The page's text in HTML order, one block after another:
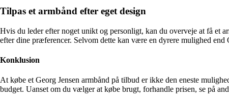
Tilpas et armbånd efter eget design
Hvis du leder efter noget unikt og personligt, kan du overveje at få et
efter dine præferencer. Selvom dette kan være en dyrere mulighed
Konklusion
At købe et Georg Jensen armbånd på tilbud er ikke den eneste
budget. Uanset om du vælger at købe brugt, forhandle prisen, se på